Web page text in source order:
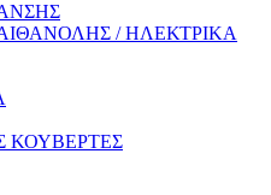
/ ΗΛΕΚΤΡΙΚΑ
ΚΟΥΒΕΡΤΕΣ